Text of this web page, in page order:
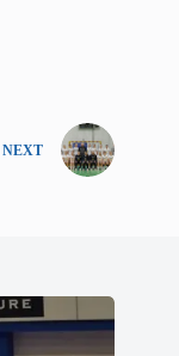
NEXT